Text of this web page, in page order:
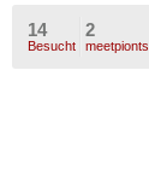
14
Besucht
2
meetpionts